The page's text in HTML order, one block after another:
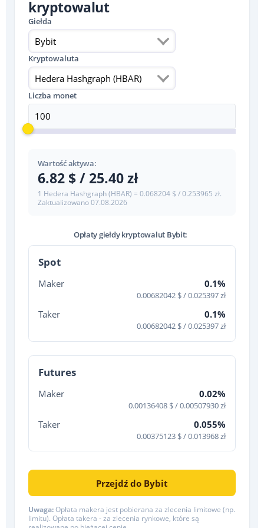
kryptowalut
Giełda
Bybit
Kryptowaluta
Hedera Hashgraph (HBAR)
Liczba monet
Wartość aktywa:
6.82 $ / 25.40 zł
1 Hedera Hashgraph (HBAR) = 0.068204 $ / 0.253965 zł.
Zaktualizowano 07.08.2026
Opłaty giełdy kryptowalut Bybit:
Spot
Maker 0.1%
0.00682042 $ / 0.025397 zł
Taker 0.1%
0.00682042 $ / 0.025397 zł
Futures
Maker 0.02%
0.00136408 $ / 0.00507930 zł
Taker 0.055%
0.00375123 $ / 0.013968 zł
Przejdź do Bybit
Uwaga: Opłata makera jest pobierana za zlecenia limitowe (np.
limitu). Opłata takera - za zlecenia rynkowe, które są